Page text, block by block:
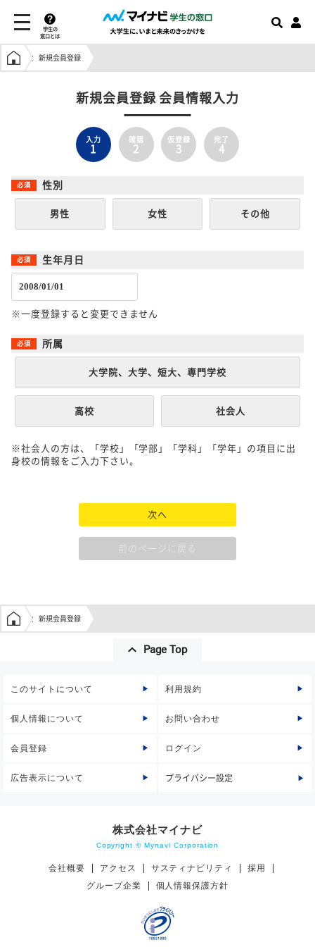
学生の
窓口とは
学生の窓口トップ
新規会員登録
新規会員登録 会員情報入力
入力
1
確認
2
仮登録
3
完了
4
性別
男性 女性 その他
生年月日
※一度登録すると変更できません
所属
大学院、大学、短大、専門学校
高校 社会人
※社会人の方は、「学校」「学部」「学科」「学年」の項目に出
身校の情報をご入力下さい。
次へ
前のページに戻る
学生の窓口トップ
新規会員登録
Page Top
このサイトについて 利用規約
個人情報について お問い合わせ
会員登録 ログイン
広告表示について プライバシー設定
株式会社マイナビ
Copyright © Mynavi Corporation
会社概要 アクセス サスティナビリティ
採用
グループ企業
個人情報保護方針